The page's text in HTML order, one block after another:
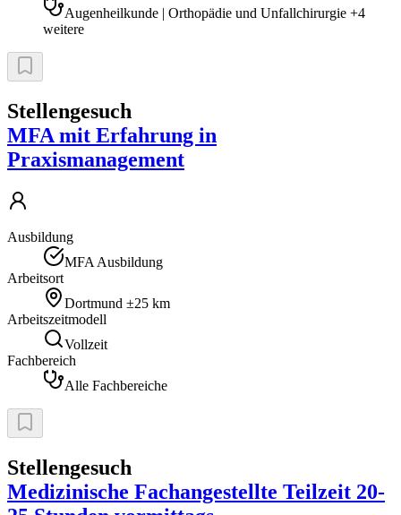
Augenheilkunde | Orthopädie und Unfallchirurgie +4
weitere
Stellengesuch
MFA mit Erfahrung in
Praxismanagement
Ausbildung
MFA Ausbildung
Arbeitsort
Dortmund ±25 km
Arbeitszeitmodell
Vollzeit
Fachbereich
Alle Fachbereiche
Stellengesuch
Medizinische Fachangestellte Teilzeit 20-